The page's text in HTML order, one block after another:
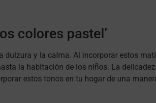
colores pastel’
y la calma. Al incorporar estos
la habitación de los niños. La
estos tonos en tu hogar de una